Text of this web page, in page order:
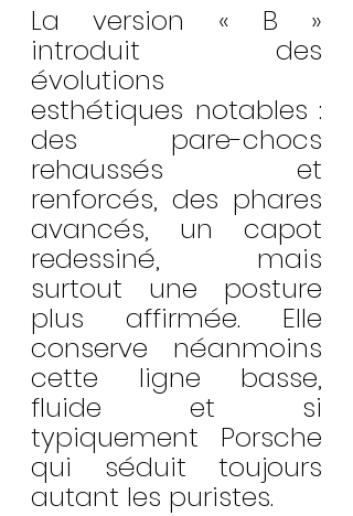
La version « B »
introduit des
évolutions
esthétiques notables :
des pare-chocs
rehaussés et
renforcés, des phares
avancés, un capot
redessiné, mais
surtout une posture
plus affirmée. Elle
conserve néanmoins
cette ligne basse,
fluide et si
typiquement Porsche
qui séduit toujours
autant les puristes.